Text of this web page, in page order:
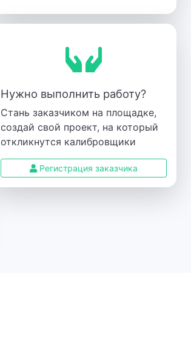
Нужно выполнить работу?
Стань заказчиком на площадке,
создай свой проект, на который
откликнутся калибровщики
Регистрация заказчика